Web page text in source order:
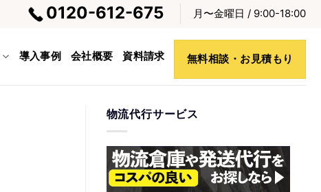
0120-612-675 月〜金曜日 / 9:00-18:00
導入事例 会社概要 資料請求 無料相談・お見積もり
物流代行サービス